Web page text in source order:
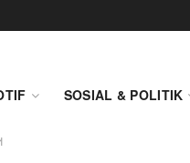
SOSIAL & POLITIK